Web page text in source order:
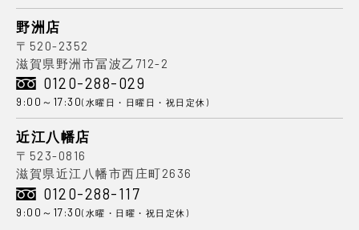
野洲店
〒520-2352
滋賀県野洲市冨波乙712-2
0120-288-029
9:00～17:30(水曜日・日曜日・祝日定休)
近江八幡店
〒523-0816
滋賀県近江八幡市西庄町2636
0120-288-117
9:00～17:30(水曜・日曜・祝日定休)